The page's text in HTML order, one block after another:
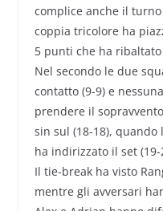
complice anche il
coppia tricolore ha
5 punti che ha
Nel secondo le due
contatto (9-9) e
prendere il
sin sul (18-18), quando
ha indirizzato il set (19-
Il tie-break ha visto
mentre gli avversari